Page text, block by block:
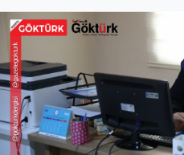
KÜLTÜR - SANAT
ÖZEL HABER
SAĞLIK